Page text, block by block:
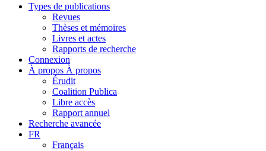
Types de publications
Revues
Thèses et mémoires
Livres et actes
Rapports de recherche
Connexion
À propos À propos
Érudit
Coalition Publica
Libre accès
Rapport annuel
Recherche avancée
FR
Français